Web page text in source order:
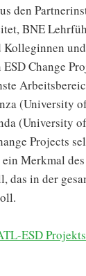
den
BNE
Change
(University
(University
Projects
Merkmal
das in der
ESD